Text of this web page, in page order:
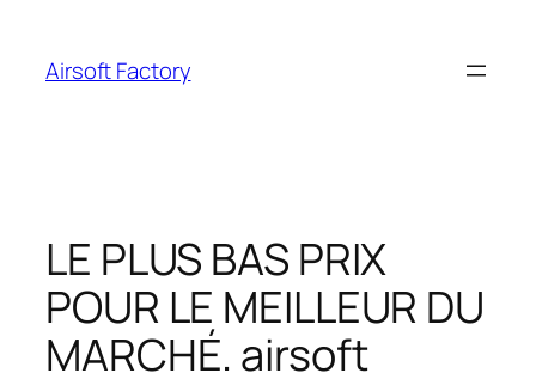
contenu
Airsoft Factory
LE PLUS BAS PRIX
POUR LE MEILLEUR DU
MARCHÉ. airsoft